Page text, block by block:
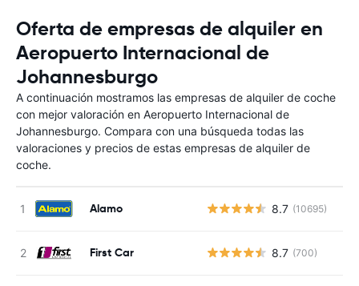
Oferta de empresas de alquiler en
Aeropuerto Internacional de
Johannesburgo
A continuación mostramos las empresas de alquiler de coche
con mejor valoración en Aeropuerto Internacional de
Johannesburgo. Compara con una búsqueda todas las
valoraciones y precios de estas empresas de alquiler de
coche.
Alamo 8.7 (10695)
First Car 8.7 (700)